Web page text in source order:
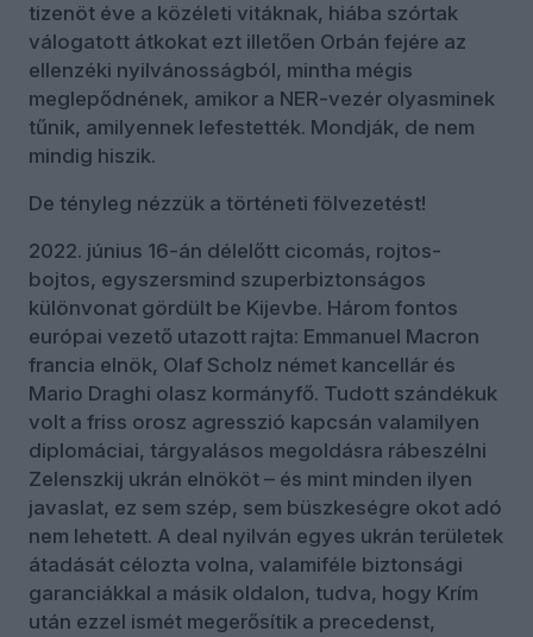
tizenöt éve a közéleti vitáknak, hiába szórtak
válogatott átkokat ezt illetően Orbán fejére az
ellenzéki nyilvánosságból, mintha mégis
meglepődnének, amikor a NER-vezér olyasminek
tűnik, amilyennek lefestették. Mondják, de nem
mindig hiszik.
De tényleg nézzük a történeti fölvezetést!
2022. június 16-án délelőtt cicomás, rojtos-
bojtos, egyszersmind szuperbiztonságos
különvonat gördült be Kijevbe. Három fontos
európai vezető utazott rajta: Emmanuel Macron
francia elnök, Olaf Scholz német kancellár és
Mario Draghi olasz kormányfő. Tudott szándékuk
volt a friss orosz agresszió kapcsán valamilyen
diplomáciai, tárgyalásos megoldásra rábeszélni
Zelenszkij ukrán elnököt – és mint minden ilyen
javaslat, ez sem szép, sem büszkeségre okot adó
nem lehetett. A deal nyilván egyes ukrán területek
átadását célozta volna, valamiféle biztonsági
garanciákkal a másik oldalon, tudva, hogy Krím
után ezzel ismét megerősítik a precedenst,